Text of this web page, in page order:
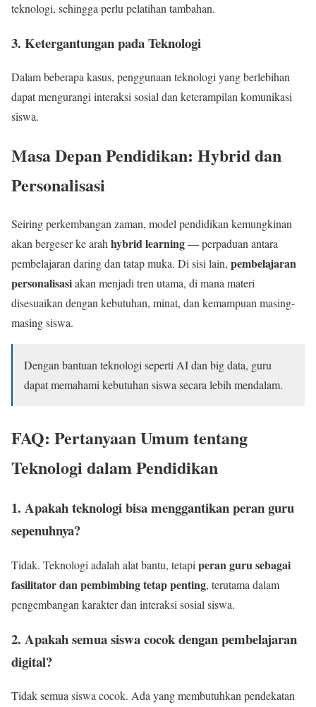
teknologi, sehingga perlu pelatihan tambahan.
3. Ketergantungan pada Teknologi
Dalam beberapa kasus, penggunaan teknologi yang berlebihan
dapat mengurangi interaksi sosial dan keterampilan komunikasi
siswa.
Masa Depan Pendidikan: Hybrid dan
Personalisasi
Seiring perkembangan zaman, model pendidikan kemungkinan
akan bergeser ke arahhybrid learning— perpaduan antara
pembelajaran daring dan tatap muka. Di sisi lain, pembelajaran
personalisasiakan menjadi tren utama, di mana materi
disesuaikan dengan kebutuhan, minat, dan kemampuan masing-
masing siswa.
Dengan bantuan teknologi seperti AI dan big data, guru
dapat memahami kebutuhan siswa secara lebih mendalam.
FAQ: Pertanyaan Umum tentang
Teknologi dalam Pendidikan
1. Apakah teknologi bisa menggantikan peran guru
sepenuhnya?
Tidak. Teknologi adalah alat bantu, tetapi peran guru sebagai
fasilitator dan pembimbing tetap penting, terutama dalam
pengembangan karakter dan interaksi sosial siswa.
2. Apakah semua siswa cocok dengan pembelajaran
digital?
Tidak semua siswa cocok. Ada yang membutuhkan pendekatan